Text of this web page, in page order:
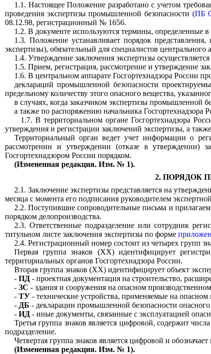
1.1. Настоящее Положение разработано с учетом
проведения экспертизы промышленной безопасности (ПБ
08.12.98, регистрационный № 1656.
1.2. В документе используются термины, определенные
1.3. Положение устанавливает порядок
экспертизы), обязательный для специалистов
1.4. Утверждение заключения экспертизы
1.5. Прием, регистрация, рассмотрение и утверждение
1.6. В центральном аппарате Госгортехнадзора России
деклараций промышленной безопасности
предельному количеству этого опасного вещества,
в случаях, когда заказчиком экспертизы промышленной
а также по распоряжению начальника Госгортехнадзора
1.7.В территориальном органе Госгортехнадзора
утверждения и регистрации заключений экспертизы, а
Территориальный орган ведет учет информации о
рассмотрении и утверждении (отказе в утверждении)
Госгортехнадзором России порядком.
(Измененная редакция. Изм. № 1).
2. ПОРЯДОК
2.1. Заключение экспертизы представляется на
месяца с момента его подписания руководителем
2.2. Поступившие сопроводительные письма и
порядком делопроизводства.
2.3. Ответственные подразделение или сотрудник
титульном листе заключения экспертизы по форме
2.4. Регистрационный номер состоит из четырех
Первая группа знаков (XX) идентифицирует
территориальных органов Госгортехнадзора России.
Вторая группа знаков (ХХ) идентифицирует объект
- ПД- проектная документация на строительство,
- ЗС - здания и сооружения на опасном
- ТУ- технические устройства, применяемые на опасном
- ДБ - декларации промышленной безопасности опасного
- ИД- иные документы, связанные с эксплуатацией
Третья группа знаков является цифровой, содержит
подразделение.
Четвертая группа знаков является цифровой и
(Измененная редакция. Изм. № 1).